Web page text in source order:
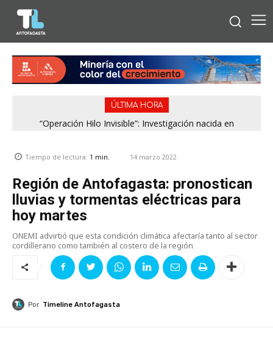
ÚLTIMA HORA
“Operación Hilo Invisible”: Investigación nacida en
Tiempo de lectura: 1 min. 14 marzo 2022
Región de Antofagasta: pronostican
lluvias y tormentas eléctricas para
hoy martes
ONEMI advirtió que esta condición climática afectaría tanto al sector
cordillerano como también al costero de la región
Por Timeline Antofagasta